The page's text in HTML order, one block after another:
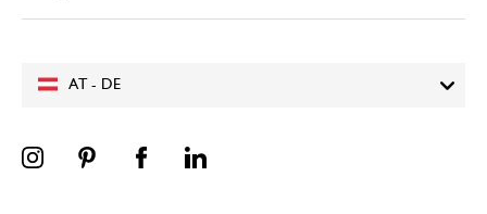
AT - DE